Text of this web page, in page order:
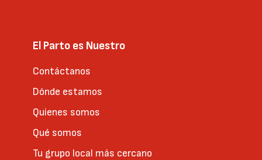
El Parto es Nuestro
Contáctanos
Dónde estamos
Quienes somos
Qué somos
Tu grupo local más cercano